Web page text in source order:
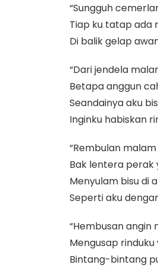
“Sungguh
Tiap ku tatap ada
Di balik gelap
“Dari jendela
Betapa anggun
Seandainya aku
Inginku habiskan
“Rembulan
Bak lentera
Menyulam bisu di
Seperti aku
“Hembusan
Mengusap
Bintang-bintang